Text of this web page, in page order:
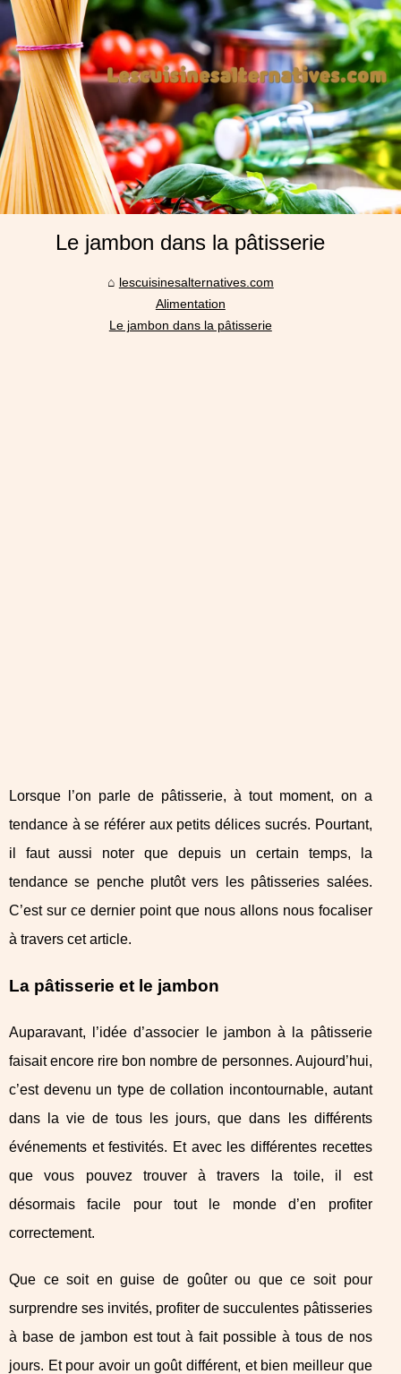
Le jambon dans la pâtisserie
lescuisinesalternatives.com
Alimentation
Le jambon dans la pâtisserie
Lorsque l’on parle de pâtisserie, à tout moment, on a
tendance à se référer aux petits délices sucrés. Pourtant,
il faut aussi noter que depuis un certain temps, la
tendance se penche plutôt vers les pâtisseries salées.
C’est sur ce dernier point que nous allons nous focaliser
à travers cet article.
La pâtisserie et le jambon
Auparavant, l’idée d’associer le jambon à la pâtisserie
faisait encore rire bon nombre de personnes. Aujourd’hui,
c’est devenu un type de collation incontournable, autant
dans la vie de tous les jours, que dans les différents
événements et festivités. Et avec les différentes recettes
que vous pouvez trouver à travers la toile, il est
désormais facile pour tout le monde d’en profiter
correctement.
Que ce soit en guise de goûter ou que ce soit pour
surprendre ses invités, profiter de succulentes pâtisseries
à base de jambon est tout à fait possible à tous de nos
jours. Et pour avoir un goût différent, et bien meilleur que